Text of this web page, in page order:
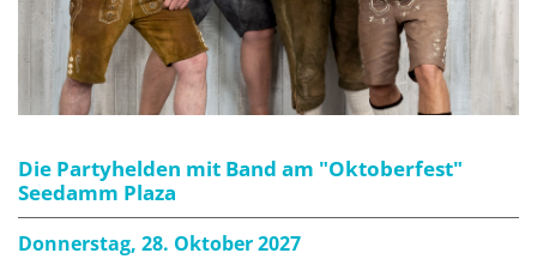
Die Partyhelden mit Band am "Oktoberfest"
Seedamm Plaza
Donnerstag, 28. Oktober 2027